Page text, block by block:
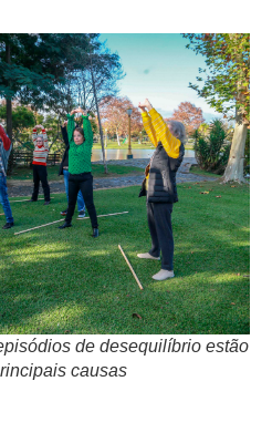
de desequilíbrio estão
causas